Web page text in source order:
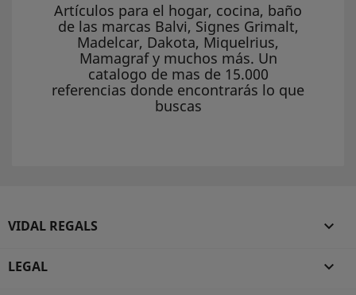
Artículos para el hogar, cocina, baño
de las marcas Balvi, Signes Grimalt,
Madelcar, Dakota, Miquelrius,
Mamagraf y muchos más. Un
catalogo de mas de 15.000
referencias donde encontrarás lo que
buscas
VIDAL REGALS 
LEGAL 